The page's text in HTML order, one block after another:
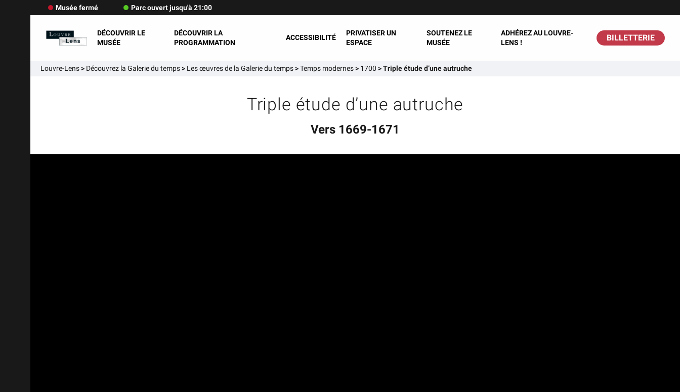
Musée fermé Parc ouvert jusqu'à 21:00
DÉCOUVRIR LE
MUSÉE
DÉCOUVRIR LA
PROGRAMMATION
ACCESSIBILITÉ
PRIVATISER UN
ESPACE
SOUTENEZ LE
MUSÉE
ADHÉREZ AU LOUVRE-
LENS !
BILLETTERIE
Louvre-Lens> Découvrez la Galerie du temps> Les œuvres de la Galerie du temps>Temps modernes> 1700 >Triple étude d’une autruche
Triple étude d’une autruche
Vers 1669-1671